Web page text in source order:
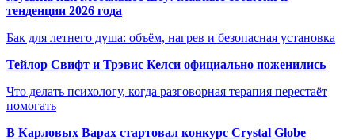
тенденции 2026 года
Бак для летнего душа: объём, нагрев и безопасная установка
Тейлор Свифт и Трэвис Келси официально поженились
Что делать психологу, когда разговорная терапия перестаёт
помогать
В Карловых Варах стартовал конкурс Crystal Globe